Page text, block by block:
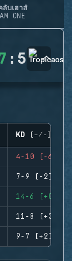
ลับเฮาส์
ONE
: 5
KD (+/-)
4-10 (-6)
7-9 (-2)
14-6 (+8)
11-8 (+3)
9-7 (+2)